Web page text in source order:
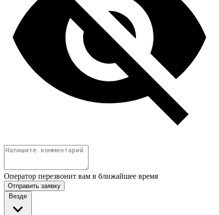
Оператор перезвонит вам в ближайшее время
Отправить заявку
Везде